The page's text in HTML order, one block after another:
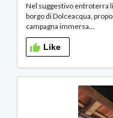
Nel suggestivo entroterra
borgo di Dolceacqua,
campagna immersa...
Like